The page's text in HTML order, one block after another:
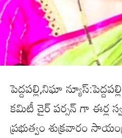
పెద్దపల్లి,నిఘా
కమిటీ చైర్ పర్సన్ గా ఈర్ల
ప్రభుత్వం శుక్రవారం